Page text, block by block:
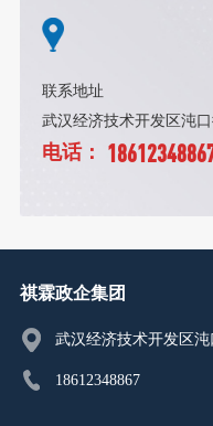
联系地址
武汉经济技术开发区沌
电话：
祺霖政企集团
武汉经济技术开发区
18612348867